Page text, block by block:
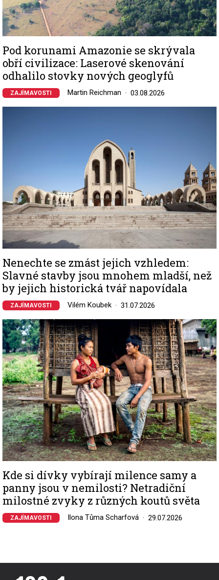
Pod korunami Amazonie se skrývala
obří civilizace: Laserové skenování
odhalilo stovky nových geoglyfů
ZAJÍMAVOSTI Martin Reichman 03.08.2026
Nenechte se zmást jejich vzhledem:
Slavné stavby jsou mnohem mladší, než
by jejich historická tvář napovídala
ZAJÍMAVOSTI Vilém Koubek 31.07.2026
Image
Kde si dívky vybírají milence samy a
panny jsou v nemilosti? Netradiční
milostné zvyky z různých koutů světa
ZAJÍMAVOSTI Ilona Tůma Scharfová 29.07.2026